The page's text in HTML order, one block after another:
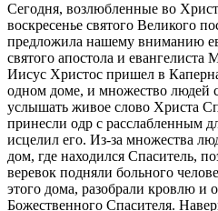
Сегодня, возлюбленные во
воскресенье святого Великого
предложила нашему вниманию
святого апостола и
Иисус Христос пришел в
одном доме, и множество людей
услышать живое слово Христа
принесли одр с расслабленным
исцелил его. Из-за множества
дом, где находился Спаситель,
веревок подняли больного
этого дома, разобрали кровлю и
Божественного Спасителя.